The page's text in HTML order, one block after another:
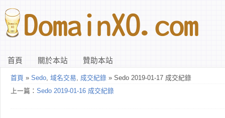
首頁 關於本站 贊助本站
首頁 » Sedo, 域名交易, 成交紀錄 » Sedo 2019-01-17 成交紀錄
上一篇： Sedo 2019-01-16 成交紀錄